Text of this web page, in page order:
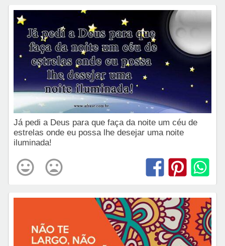
Já pedi a Deus para que faça da noite um céu de
estrelas onde eu possa lhe desejar uma noite
iluminada!